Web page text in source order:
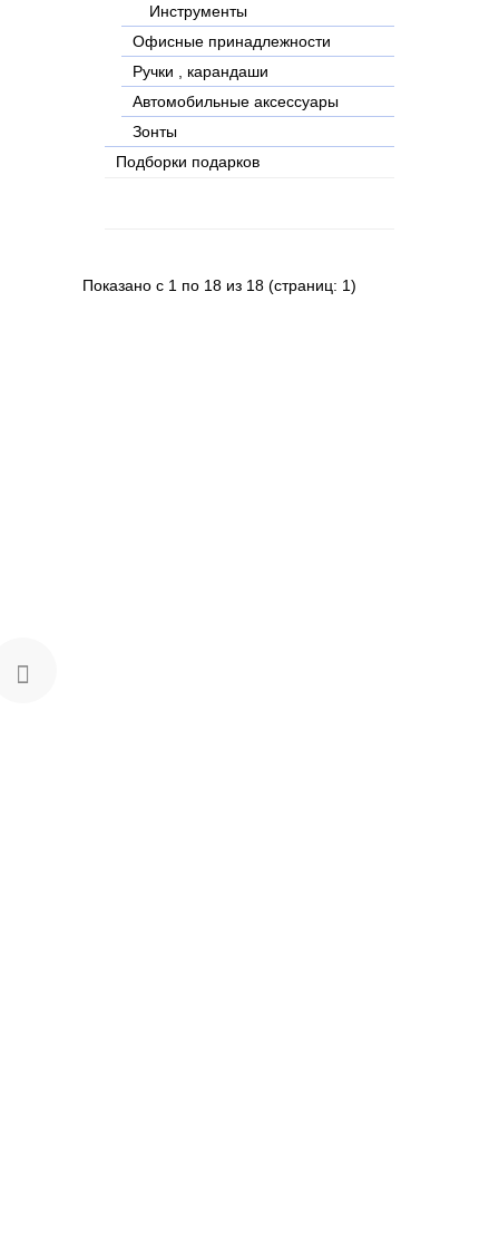
Инструменты
Офисные принадлежности
Ручки , карандаши
Автомобильные аксессуары
Зонты
Подборки подарков
Показано с 1 по 18 из 18 (страниц: 1)